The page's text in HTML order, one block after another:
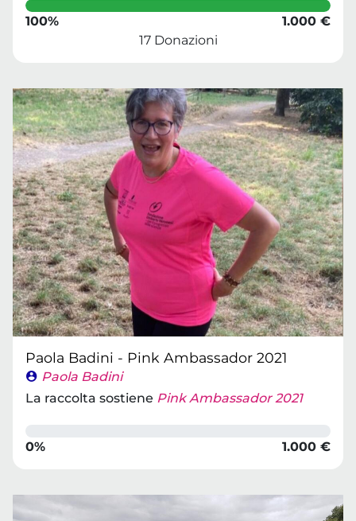
100%
1.000 €
17 Donazioni
Paola Badini - Pink Ambassador 2021
Paola Badini
La raccolta sostiene Pink Ambassador 2021
0% 1.000 €